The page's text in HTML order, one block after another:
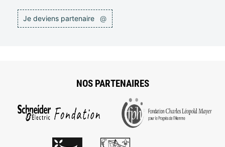
Je deviens partenaire @
NOS PARTENAIRES